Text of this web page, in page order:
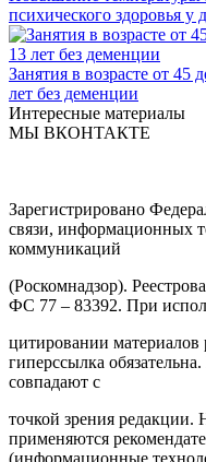
психического здоровья у
Занятия в возрасте от 45
лет без деменции
Интересные материалы
МЫ ВКОНТАКТЕ
Зарегистрировано
связи, информационных
коммуникаций
(Роскомнадзор).
ФС 77 – 83392. При
цитировании материалов
гиперссылка
совпадают с
точкой зрения
применяются
(информационные